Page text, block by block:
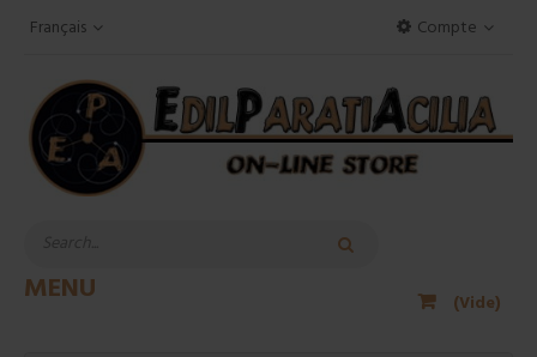
Compte
Français
(Vide)
MENU